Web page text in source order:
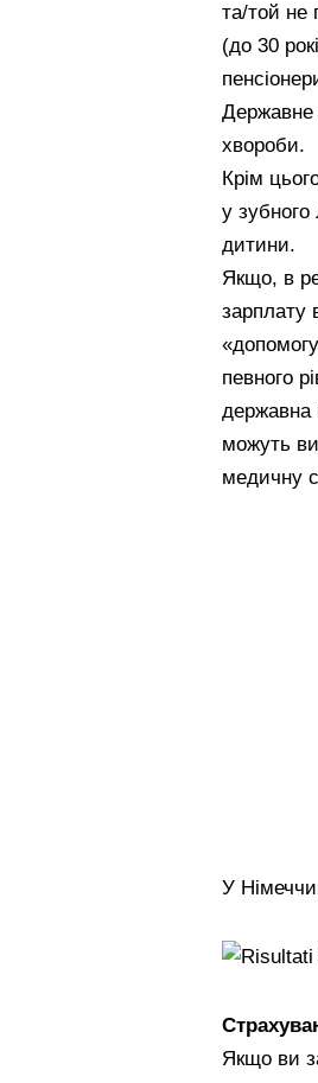
та/той не
(до 30
Державне
хвороби.
Крім
у зубного
дитини.
Якщо, в
зарплату
певного
державна
можуть
медичну
У
Якщо ви